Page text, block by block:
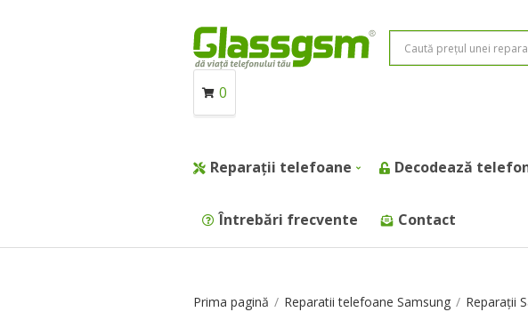
0
Reparații telefoane Decodează
Întrebări frecvente Contact
Prima pagină / Reparatii telefoane Samsung / Reparații